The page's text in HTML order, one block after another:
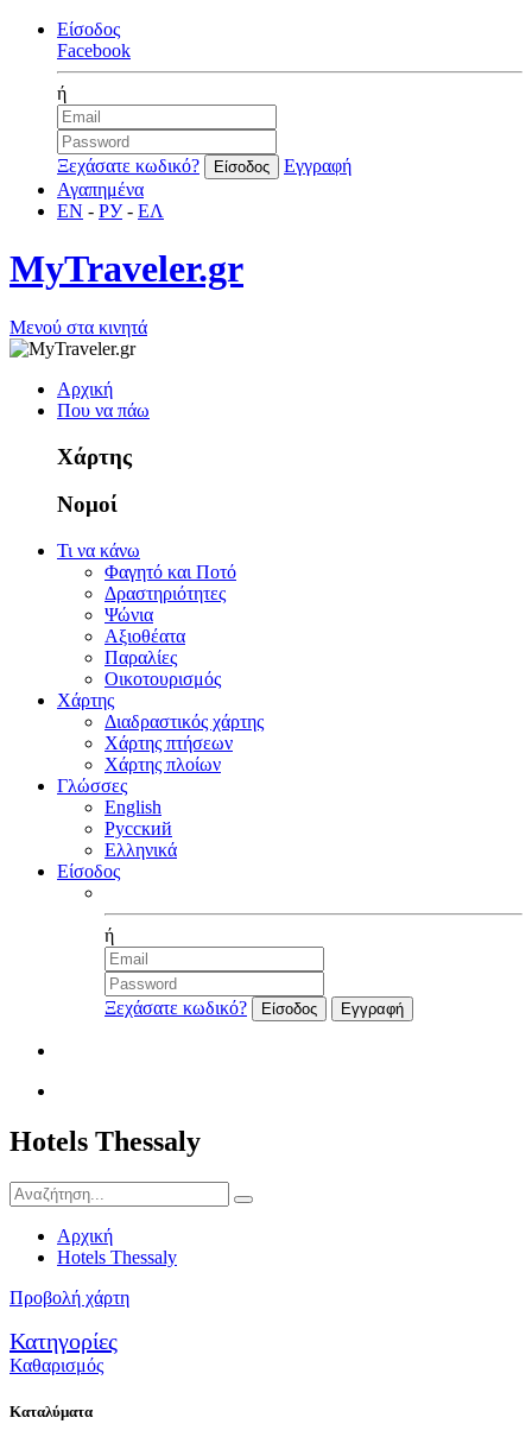
Είσοδος
Facebook
ή
Ξεχάσατε κωδικό?
Εγγραφή
Αγαπημένα
EN - РУ- ΕΛ
MyTraveler.gr
Μενού στα κινητά
Αρχική
Που να πάω
Χάρτης
Νομοί
Τι να κάνω
Φαγητό και Ποτό
Δραστηριότητες
Ψώνια
Αξιοθέατα
Παραλίες
Οικοτουρισμός
Χάρτης
Διαδραστικός χάρτης
Χάρτης πτήσεων
Χάρτης πλοίων
Γλώσσες
English
Русский
Ελληνικά
Είσοδος
ή
Ξεχάσατε κωδικό?
Hotels Thessaly
Αρχική
Hotels Thessaly
Προβολή χάρτη
Κατηγορίες
Καθαρισμός
Καταλύματα